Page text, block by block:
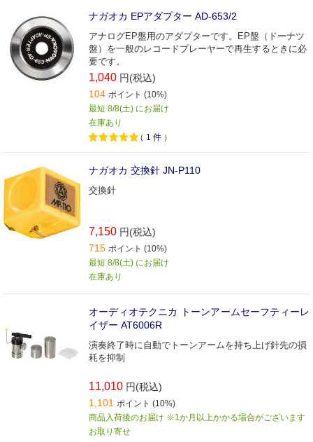
ナガオカ EPアダプター AD-653/2
アナログEP盤用のアダプターです。EP盤（ドーナツ
盤）を一般のレコードプレーヤーで再生するときに必
要です。
1,040 円(税込)
104 ポイント (10%)
最短 8/8(土) にお届け
在庫あり
（ 1 件 ）
ナガオカ 交換針 JN-P110
交換針
7,150 円(税込)
715 ポイント (10%)
最短 8/8(土) にお届け
在庫あり
オーディオテクニカ トーンアームセーフティーレ
イザー AT6006R
演奏終了時に自動でトーンアームを持ち上げ針先の損
耗を抑制
11,010 円(税込)
1,101 ポイント (10%)
商品入荷後のお届け ※1か月以上かかる場合がございます
お取り寄せ